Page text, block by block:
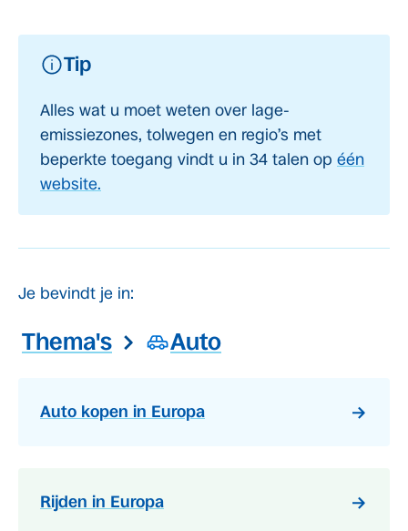
Tip
Alles wat u moet weten over lage-
emissiezones, tolwegen en regio’s met
beperkte toegang vindt u in 34 talen op één
website.
Je bevindt je in:
Thema's Auto
Auto kopen in Europa
Rijden in Europa